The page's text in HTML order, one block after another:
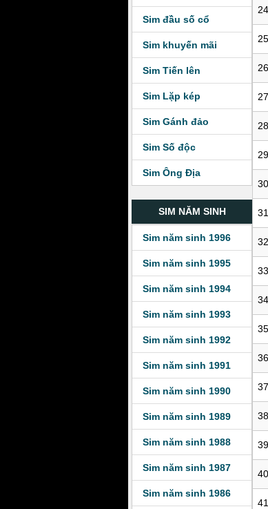
Sim đầu số cổ
Sim khuyến mãi
Sim Tiến lên
Sim Lặp kép
Sim Gánh đảo
Sim Số độc
Sim Ông Địa
SIM NĂM SINH
Sim năm sinh 1996
Sim năm sinh 1995
Sim năm sinh 1994
Sim năm sinh 1993
Sim năm sinh 1992
Sim năm sinh 1991
Sim năm sinh 1990
Sim năm sinh 1989
Sim năm sinh 1988
Sim năm sinh 1987
Sim năm sinh 1986
24
25
26
27
28
29
30
31
32
33
34
35
36
37
38
39
40
41